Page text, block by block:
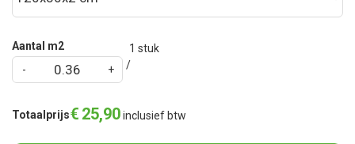
Aantal m2 1 stuk
Totaalprijs€ 25,90inclusief btw